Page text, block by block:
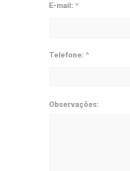
E-mail: *
Telefone: *
Observações: